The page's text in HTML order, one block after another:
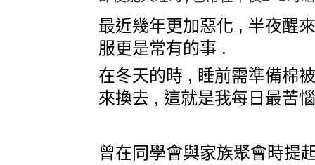
最近幾年更加惡化 , 半夜醒
服更是常有的事 .
在冬天的時 , 睡前需準備棉
來換去 , 這就是我每日最苦
曾在同學會與家族聚會時提